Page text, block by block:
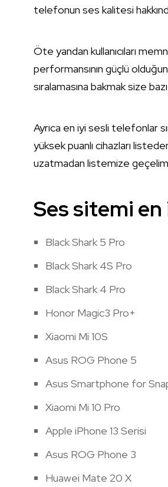
telefonun ses kalitesi
Öte yandan kullanıcıları
performansının güçlü
sıralamasına bakmak size
Ayrıca en iyi sesli telefonlar
yüksek puanlı cihazları
uzatmadan listemize
Ses sitemi en
Black Shark 5 Pro
Black Shark 4S Pro
Black Shark 4 Pro
Honor Magic3 Pro+
Xiaomi Mi 10S
Asus ROG Phone 5
Asus Smartphone for
Xiaomi Mi 10 Pro
Apple iPhone 13 Serisi
Asus ROG Phone 3
Huawei Mate 20 X